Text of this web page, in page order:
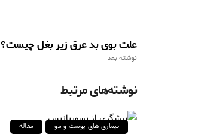
علت بوی بد عرق زیر بغل چیست؟
نوشته بعد
نوشته‌های مرتبط
بیماری های پوست و مو مقاله